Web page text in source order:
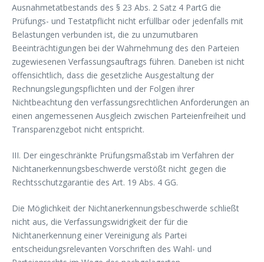
Ausnahmetatbestands des § 23 Abs. 2 Satz 4 PartG die
Prüfungs- und Testatpflicht nicht erfüllbar oder jedenfalls mit
Belastungen verbunden ist, die zu unzumutbaren
Beeinträchtigungen bei der Wahrnehmung des den Parteien
zugewiesenen Verfassungsauftrags führen. Daneben ist nicht
offensichtlich, dass die gesetzliche Ausgestaltung der
Rechnungslegungspflichten und der Folgen ihrer
Nichtbeachtung den verfassungsrechtlichen Anforderungen an
einen angemessenen Ausgleich zwischen Parteienfreiheit und
Transparenzgebot nicht entspricht.
III. Der eingeschränkte Prüfungsmaßstab im Verfahren der
Nichtanerkennungsbeschwerde verstößt nicht gegen die
Rechtsschutzgarantie des Art. 19 Abs. 4 GG.
Die Möglichkeit der Nichtanerkennungsbeschwerde schließt
nicht aus, die Verfassungswidrigkeit der für die
Nichtanerkennung einer Vereinigung als Partei
entscheidungsrelevanten Vorschriften des Wahl- und